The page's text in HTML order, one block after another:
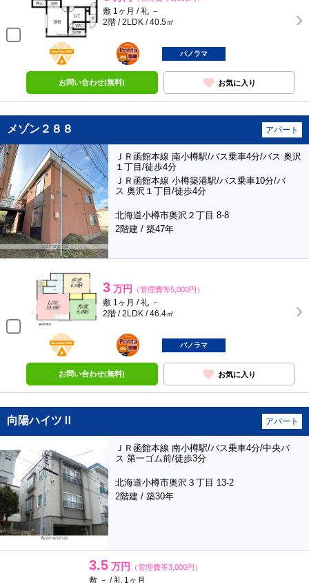
敷 1ヶ月 / 礼 －
2階 / 2LDK / 40.5㎡
BunChinPAY
ポンタ
部屋
パノラマ
お問い合わせ(無料) お気に入り
メゾン２８８ アパート
ＪＲ函館本線 南小樽駅/バス乗車4分/バス 奥沢
１丁目/徒歩4分
ＪＲ函館本線 小樽築港駅/バス乗車10分/バ
ス 奥沢１丁目/徒歩4分
北海道小樽市奥沢２丁目 8-8
2階建 / 築47年
3 万円 （管理費等5,000円）
敷 1ヶ月 / 礼 －
2階 / 2LDK / 46.4㎡
BunChinPAY
ポンタ
部屋
パノラマ
お問い合わせ(無料) お気に入り
向陽ハイツⅡ アパート
ＪＲ函館本線 南小樽駅/バス乗車4分/中央バ
ス 第一ゴム前/徒歩3分
北海道小樽市奥沢３丁目 13-2
2階建 / 築30年
3.5 万円 （管理費等3,000円）
敷 － / 礼 1ヶ月